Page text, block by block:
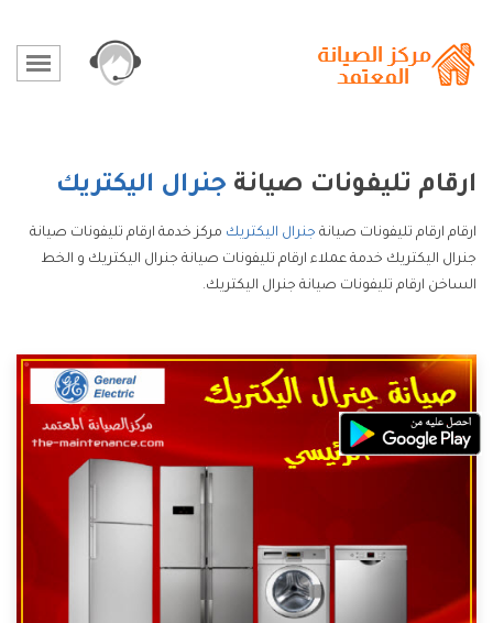
ارقام تليفونات صيانة جنرال اليكتريك
ارقام ارقام تليفونات صيانة جنرال اليكتريك مركز خدمة ارقام تليفونات صيانة
جنرال اليكتريك خدمة عملاء ارقام تليفونات صيانة جنرال اليكتريك و الخط
الساخن ارقام تليفونات صيانة جنرال اليكتريك.